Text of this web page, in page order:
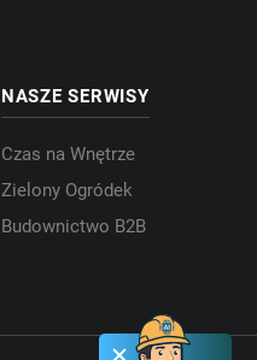
NASZE SERWISY
Czas na Wnętrze
Zielony Ogródek
Budownictwo B2B